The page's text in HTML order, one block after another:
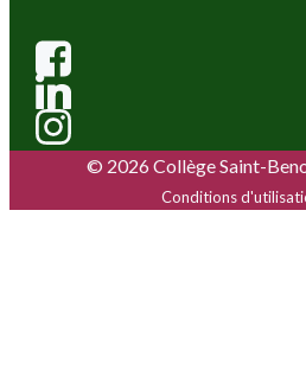
© 2026 Collège Saint-
Conditions